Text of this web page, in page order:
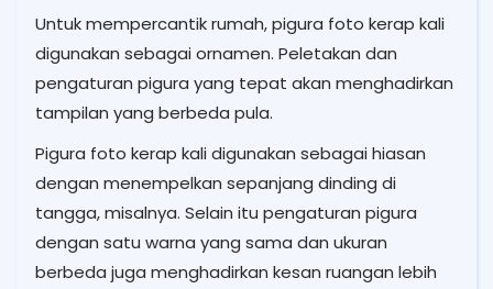
Untuk mempercantik rumah, pigura foto kerap kali
digunakan sebagai ornamen. Peletakan dan
pengaturan pigura yang tepat akan menghadirkan
tampilan yang berbeda pula.
Pigura foto kerap kali digunakan sebagai hiasan
dengan menempelkan sepanjang dinding di
tangga, misalnya. Selain itu pengaturan pigura
dengan satu warna yang sama dan ukuran
berbeda juga menghadirkan kesan ruangan lebih